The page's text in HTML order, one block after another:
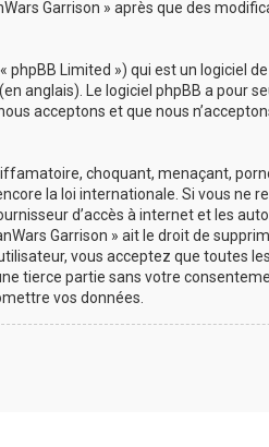
Garrison » après que des
Limited ») qui est un logiciel
(en anglais). Le logiciel phpBB a pour
acceptons et que nous
choquant, menaçant,
la loi internationale. Si vous ne
d’accès à internet et les
Garrison » ait le droit de
vous acceptez que toutes
tierce partie sans votre
vos données.